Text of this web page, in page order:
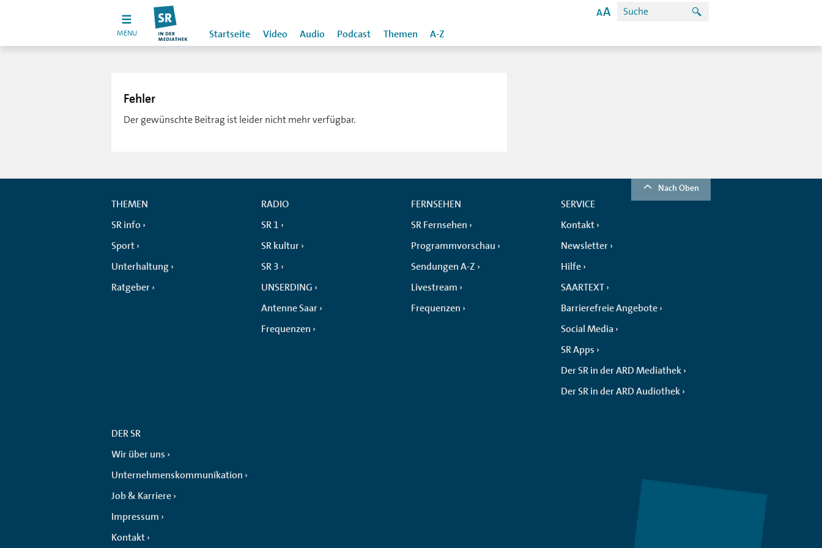
MENU Startseite Video Audio Podcast Themen A-Z
Fehler
Der gewünschte Beitrag ist leider nicht mehr verfügbar.
Nach Oben
THEMEN
SR info
Sport
Unterhaltung
Ratgeber
RADIO
SR 1
SR kultur
SR 3
UNSERDING
Antenne Saar
Frequenzen
FERNSEHEN
SR Fernsehen
Programmvorschau
Sendungen A-Z
Livestream
Frequenzen
SERVICE
Kontakt
Newsletter
Hilfe
SAARTEXT
Barrierefreie Angebote
Social Media
SR Apps
Der SR in der ARD Mediathek
Der SR in der ARD Audiothek
DER SR
Wir über uns
Unternehmenskommunikation
Job & Karriere
Impressum
Kontakt